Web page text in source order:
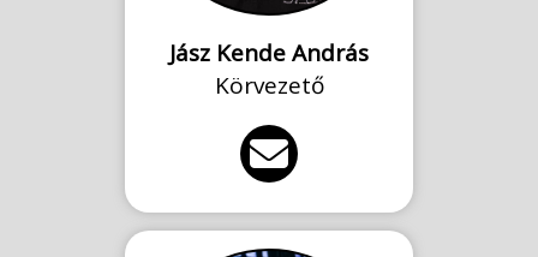
Jász Kende András
Körvezető